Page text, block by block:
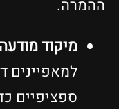
ההמרה.
מיקוד
למאפיינים
ספציפיים